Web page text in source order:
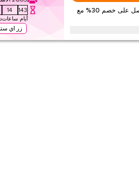
٤٫٥١
كود خصم تيمو – احصل على خصم 30% مع
143
أيام
14
ساعات
زر اي
خصم 30% على جميع العناصر مع عرض تيمو المعتمد هذا. طبق عند